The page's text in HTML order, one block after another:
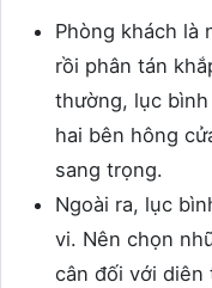
Phòng khách là
rồi phân tán
thường, lục
hai bên hông
sang trọng.
Ngoài ra, lục
vi. Nên chọn
cân đối với diên